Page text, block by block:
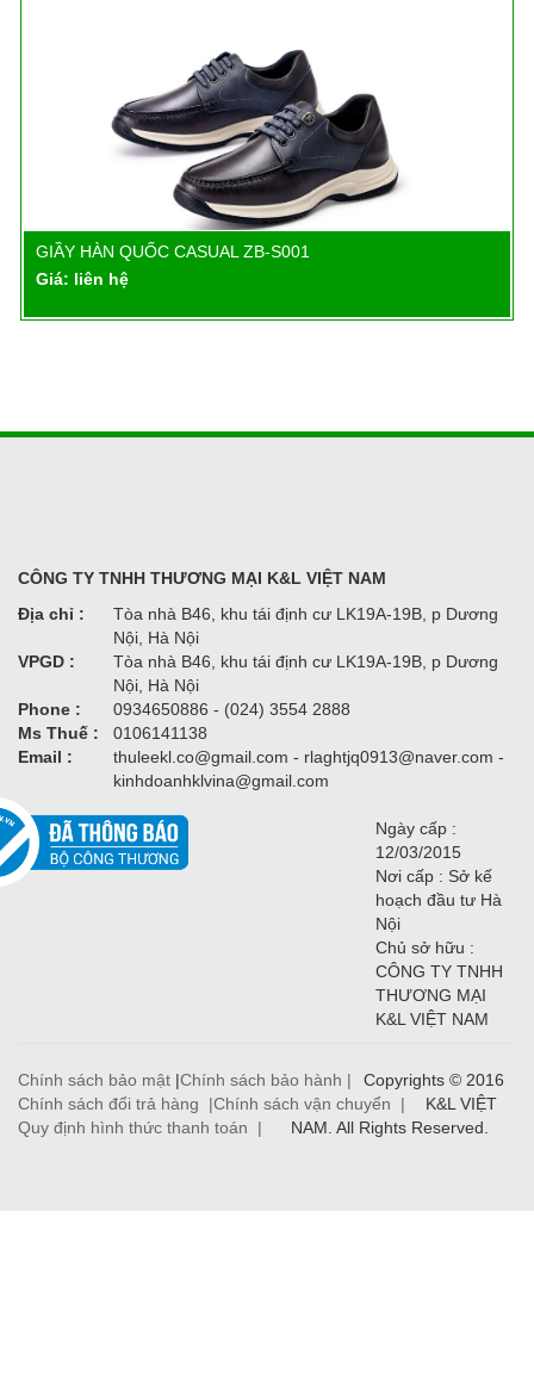
Chi tiết
GIẦY HÀN QUỐC CASUAL ZB-S001
Giá: liên hệ
CÔNG TY TNHH THƯƠNG MẠI K&L VIỆT NAM
Địa chỉ :
Tòa nhà B46, khu tái định cư LK19A-19B, p Dương
Nội, Hà Nội
VPGD :
Tòa nhà B46, khu tái định cư LK19A-19B, p Dương
Nội, Hà Nội
Phone :
0934650886 - (024) 3554 2888
Ms Thuế :
0106141138
Email :
thuleekl.co@gmail.com - rlaghtjq0913@naver.com -
kinhdoanhklvina@gmail.com
Ngày cấp :
12/03/2015
Nơi cấp : Sở kế
hoạch đầu tư Hà
Nội
Chủ sở hữu :
CÔNG TY TNHH
THƯƠNG MẠI
K&L VIỆT NAM
Chính sách bảo mật |Chính sách bảo hành |
Chính sách đổi trả hàng |Chính sách vận chuyển |
Quy định hình thức thanh toán |
Copyrights © 2016
K&L VIỆT
NAM. All Rights Reserved.